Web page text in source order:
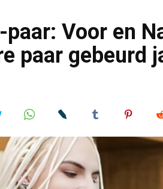
paar: Voor en
paar gebeurd